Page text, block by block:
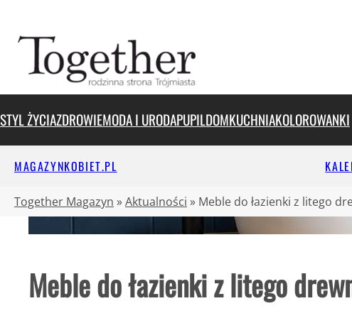
treści
STYL ŻYCIAZDROWIEMODA I URODAPUPILDOMKUCHNIAKOLOROWANKI
MAGAZYNKOBIET.PL
Together Magazyn »Aktualności » Meble do łazienki z litego
Meble do łazienki z litego